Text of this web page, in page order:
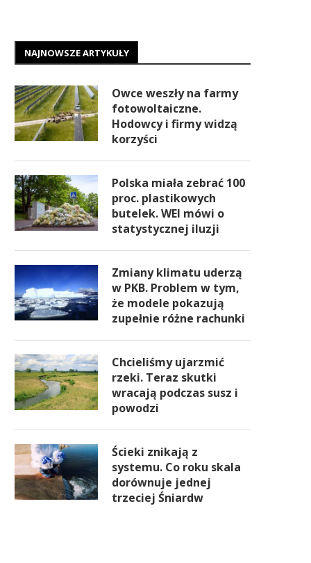
NAJNOWSZE ARTYKUŁY
Owce weszły na farmy
fotowoltaiczne.
Hodowcy i firmy widzą
korzyści
Polska miała zebrać 100
proc. plastikowych
butelek. WEI mówi o
statystycznej iluzji
Zmiany klimatu uderzą
w PKB. Problem w tym,
że modele pokazują
zupełnie różne rachunki
Chcieliśmy ujarzmić
rzeki. Teraz skutki
wracają podczas susz i
powodzi
Ścieki znikają z
systemu. Co roku skala
dorównuje jednej
trzeciej Śniardw